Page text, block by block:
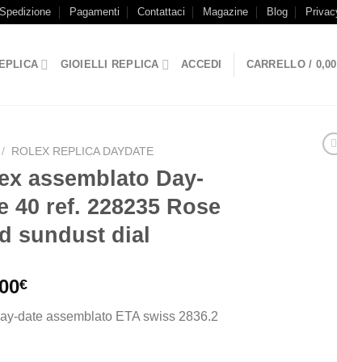
Spedizione Pagamenti Contattaci Magazine Blog
GIOIELLI REPLICA ACCEDI CARRELLO / 0,00
/ ROLEX REPLICA DAYDATE
assemblato Day-
40 ref. 228235 Rose
sundust dial
€
date assemblato ETA swiss 2836.2